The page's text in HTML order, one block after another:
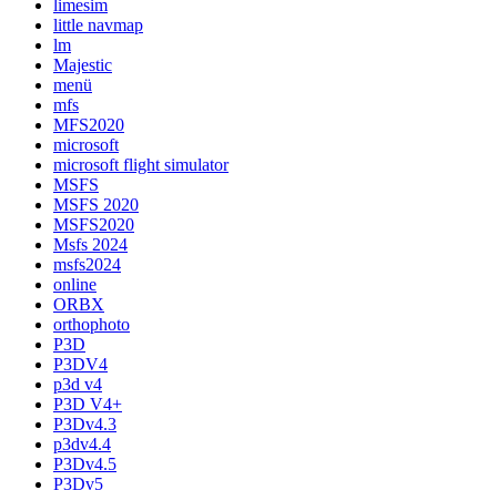
limesim
little navmap
lm
Majestic
menü
mfs
MFS2020
microsoft
microsoft flight simulator
MSFS
MSFS 2020
MSFS2020
Msfs 2024
msfs2024
online
ORBX
orthophoto
P3D
P3DV4
p3d v4
P3D V4+
P3Dv4.3
p3dv4.4
P3Dv4.5
P3Dv5